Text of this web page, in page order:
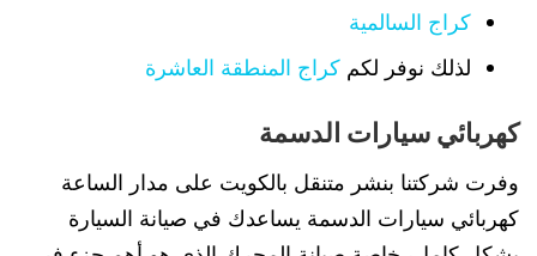
كراج السالمية
لذلك نوفر لكم كراج المنطقة العاشرة
كهربائي سيارات الدسمة
وفرت شركتنا بنشر متنقل بالكويت على مدار الساعة
كهربائي سيارات الدسمة يساعدك في صيانة السيارة